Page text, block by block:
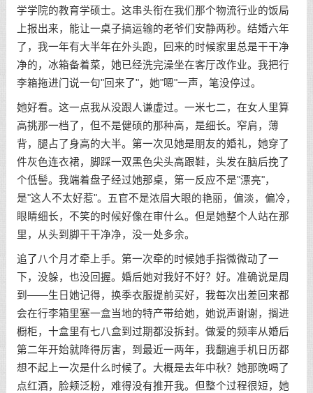
学学院的教育学硕士。这串头衔在我们那个物流行业的饭局
上报出来，能让一桌子搞运输的老爷们安静两秒。结婚六年
了，我一年有大半年在外头跑，回来的时候家里总是干干净
净的，冰箱备着菜，她已经洗完澡坐在客厅改作业。我把行
李箱拖进门说一句"回来了"，她"嗯"一声，笔没停过。
她好看。这一点我从没跟人谦虚过。一米七二，在女人里算
高挑那一档了，但不是健硕的那种高，是细长。窄肩，薄
背，腿占了身高的大半。第一次见她是朋友的婚礼，她穿了
件灰色连衣裙，脚踩一双黑色尖头高跟鞋，头发在脑后挽了
个低髻。我端着盘子经过她那桌，第一反应不是"漂亮"，
是"这人不太好惹"。五官不是浓眉大眼的艳丽，偏淡，偏冷，
眼睛细长，不笑的时候好像在审什么。但是她整个人站在那
里，从头到脚干干净净，没一处多余。
追了八个月才牵上手。第一次牵的时候她手指微微动了一
下，没躲，也没回握。婚后她对我好不好？好。准确说是周
到——生日她记得，换季衣服提前买好，我每次出差回来都
会在行李箱里塞一盒当地的特产带给她，她说声谢谢，搁进
橱柜，十盒里有七八盒到过期都没拆封。做爱的频率从婚后
第二年开始就降得厉害，到最近一两年，我翻遍手机日历都
想不起上一次是什么时候了。大概是去年中秋？她那晚喝了
点红酒，脸颊泛粉，难得没有推开我。但整个过程很短，她